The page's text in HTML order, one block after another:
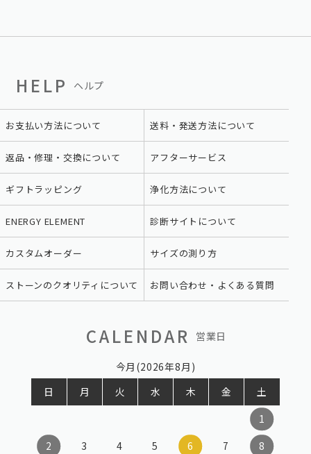
HELP ヘルプ
お支払い方法について 送料・発送方法について
返品・修理・交換について アフターサービス
ギフトラッピング 浄化方法について
ENERGY ELEMENT 診断サイトについて
カスタムオーダー サイズの測り方
ストーンのクオリティについて お問い合わせ・よくある質問
CALENDAR 営業日
今月(2026年8月)
日
月 火 水 木 金
土
1
2
3 4 5 6 7
8